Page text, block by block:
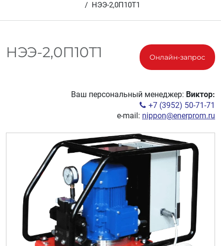
НЭЭ-2,0П10Т1
Онлайн-запрос
НЭЭ-2,0П10Т1
Ваш персональный менеджер: Виктор:
+7 (3952) 50-71-71
e-mail: nippon@enerprom.ru